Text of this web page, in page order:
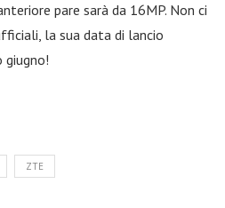
pare sarà da 16MP. Non ci
la sua data di lancio
giugno!
ZTE